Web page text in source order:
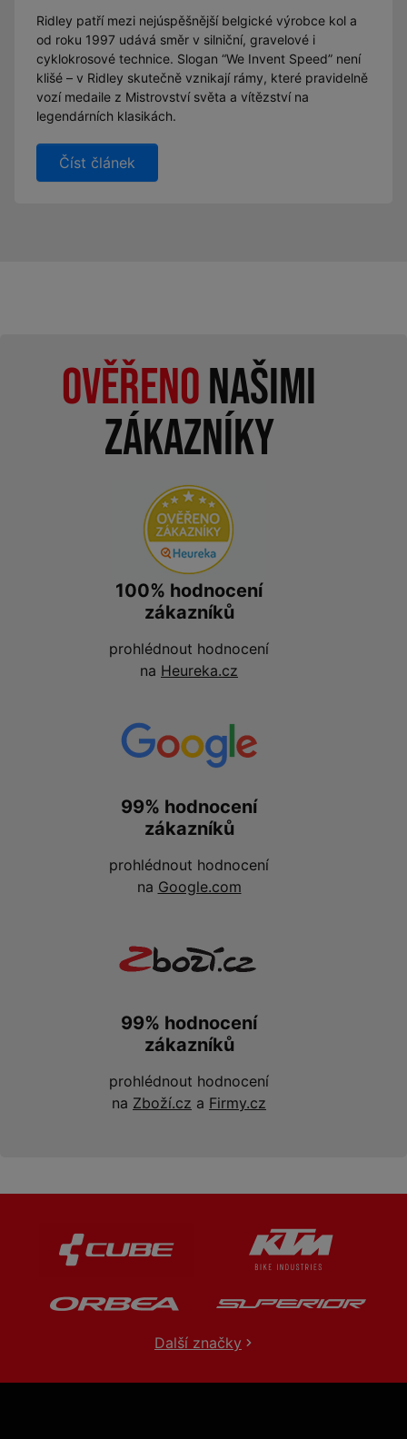
Ridley patří mezi nejúspěšnější belgické výrobce kol a
od roku 1997 udává směr v silniční, gravelové i
cyklokrosové technice. Slogan “We Invent Speed” není
klišé – v Ridley skutečně vznikají rámy, které pravidelně
vozí medaile z Mistrovství světa a vítězství na
legendárních klasikách.
Číst článek
Ověřenonašimi
zákazníky
100% hodnocení
zákazníků
prohlédnout hodnocení
na Heureka.cz
99% hodnocení
zákazníků
prohlédnout hodnocení
na Google.com
99% hodnocení
zákazníků
prohlédnout hodnocení
na Zboží.cz a Firmy.cz
Další značky